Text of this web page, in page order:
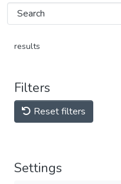
results
Filters
Reset filters
Settings